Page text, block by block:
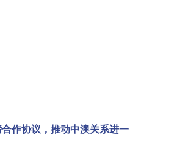
作协议，推动中澳关系进一